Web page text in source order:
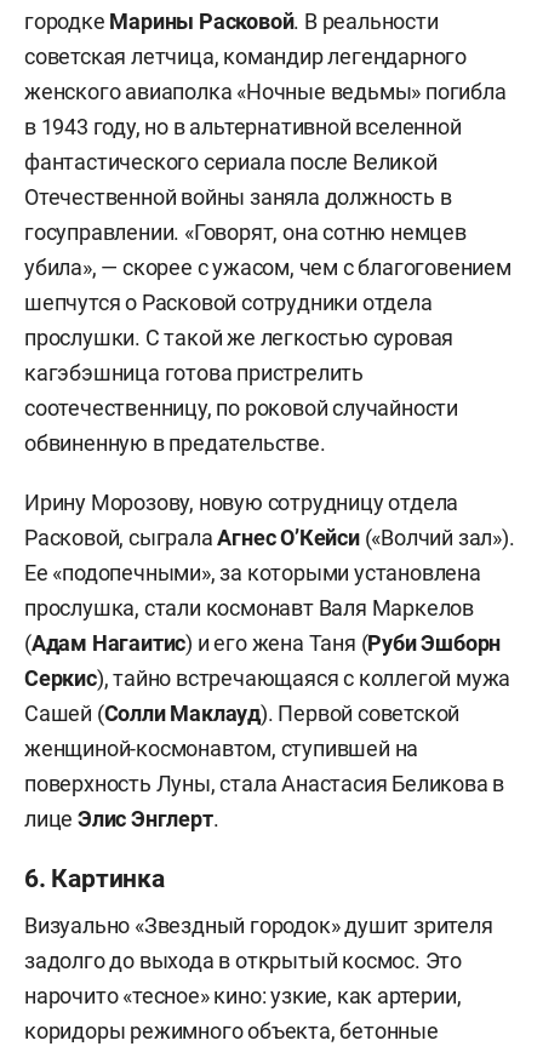
городке Марины Расковой. В реальности
советская летчица, командир легендарного
женского авиаполка «Ночные ведьмы» погибла
в 1943 году, но в альтернативной вселенной
фантастического сериала после Великой
Отечественной войны заняла должность в
госуправлении. «Говорят, она сотню немцев
убила», — скорее с ужасом, чем с благоговением
шепчутся о Расковой сотрудники отдела
прослушки. С такой же легкостью суровая
кагэбэшница готова пристрелить
соотечественницу, по роковой случайности
обвиненную в предательстве.
Ирину Морозову, новую сотрудницу отдела
Расковой, сыгралаАгнес О’Кейси(«Волчий зал»).
Ее «подопечными», за которыми установлена
прослушка, стали космонавт Валя Маркелов
(Адам Нагаитис) и его жена Таня (Руби Эшборн
Серкис), тайно встречающаяся с коллегой мужа
Сашей (Солли Маклауд). Первой советской
женщиной-космонавтом, ступившей на
поверхность Луны, стала Анастасия Беликова в
лице Элис Энглерт.
6. Картинка
Визуально «Звездный городок» душит зрителя
задолго до выхода в открытый космос. Это
нарочито «тесное» кино: узкие, как артерии,
коридоры режимного объекта, бетонные